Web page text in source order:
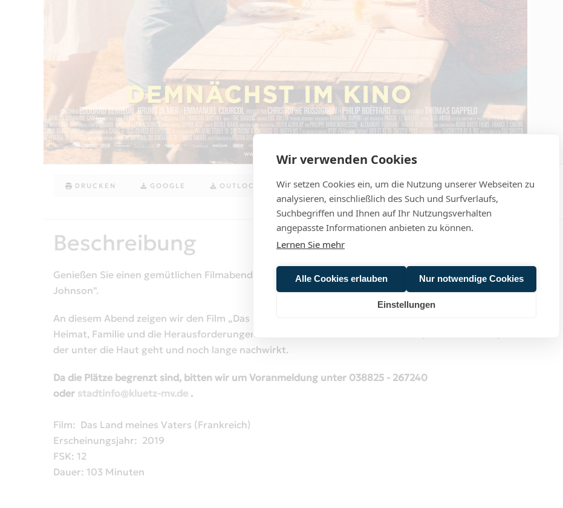
DRUCKEN GOOGLE OUTLOOK (.ICS)
Beschreibung
Genießen Sie einen gemütlichen Filmabend mit Popcorn und Getränken im Literaturhaus "Uwe
Johnson".
An diesem Abend zeigen wir den Film „Das Land meines Vaters", ein berührendes Porträt über
Heimat, Familie und die Herausforderungen des ländlichen Lebens. Ein ehrlicher, kraftvoller Film,
der unter die Haut geht und noch lange nachwirkt.
Da die Plätze begrenzt sind, bitten wir um Voranmeldung unter 038825 - 267240
oder stadtinfo@kluetz-mv.de .
Film: Das Land meines Vaters (Frankreich)
Erscheinungsjahr: 2019
FSK: 12
Dauer: 103 Minuten
Wir verwenden Cookies
Wir setzen Cookies ein, um die Nutzung unserer Webseiten zu
analysieren, einschließlich des Such und Surfverlaufs,
Suchbegriffen und Ihnen auf Ihr Nutzungsverhalten
angepasste Informationen anbieten zu können.
Lernen Sie mehr
Alle Cookies erlauben Nur notwendige Cookies
Einstellungen